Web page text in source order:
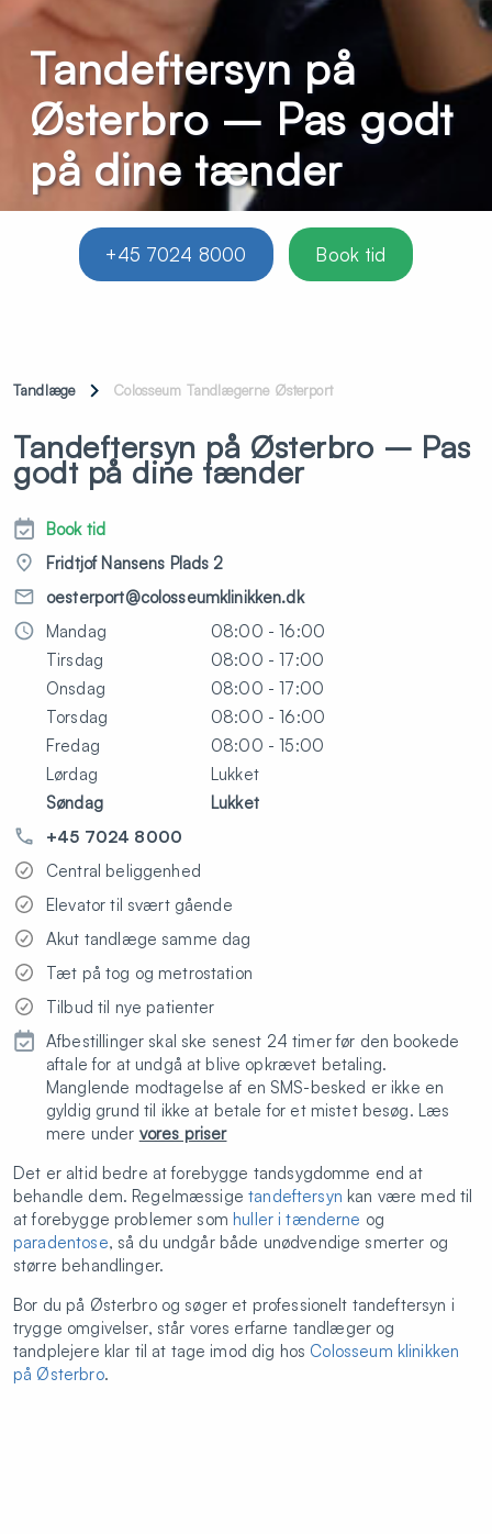
Tandeftersyn på
Østerbro – Pas godt
på dine tænder
+45 7024 8000 Book tid
Tandlæge Colosseum Tandlægerne Østerport
Tandeftersyn på Østerbro – Pas
godt på dine tænder
Book tid
Fridtjof Nansens Plads 2
oesterport@colosseumklinikken.dk
Mandag
08:00 - 16:00
Tirsdag
08:00 - 17:00
Onsdag
08:00 - 17:00
Torsdag
08:00 - 16:00
Fredag
08:00 - 15:00
Lørdag
Lukket
Søndag
Lukket
+45 7024 8000
Central beliggenhed
Elevator til svært gående
Akut tandlæge samme dag
Tæt på tog og metrostation
Tilbud til nye patienter
Afbestillinger skal ske senest 24 timer før den bookede
aftale for at undgå at blive opkrævet betaling.
Manglende modtagelse af en SMS-besked er ikke en
gyldig grund til ikke at betale for et mistet besøg. Læs
mere under vores priser
Det er altid bedre at forebygge tandsygdomme end at
behandle dem. Regelmæssigetandeftersyn kan være med til
at forebygge problemer som huller i tænderne og
paradentose, så du undgår både unødvendige smerter og
større behandlinger.
Bor du på Østerbro og søger et professionelt tandeftersyn i
trygge omgivelser, står vores erfarne tandlæger og
tandplejere klar til at tage imod dig hos Colosseum klinikken
på Østerbro.